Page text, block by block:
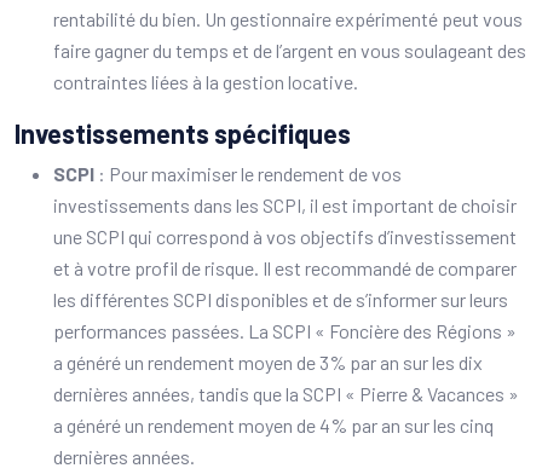
rentabilité du bien. Un gestionnaire expérimenté peut vous
faire gagner du temps et de l’argent en vous soulageant des
contraintes liées à la gestion locative.
Investissements spécifiques
SCPI : Pour maximiser le rendement de vos
investissements dans les SCPI, il est important de choisir
une SCPI qui correspond à vos objectifs d’investissement
et à votre profil de risque. Il est recommandé de comparer
les différentes SCPI disponibles et de s’informer sur leurs
performances passées. La SCPI « Foncière des Régions »
a généré un rendement moyen de 3% par an sur les dix
dernières années, tandis que la SCPI « Pierre & Vacances »
a généré un rendement moyen de 4% par an sur les cinq
dernières années.